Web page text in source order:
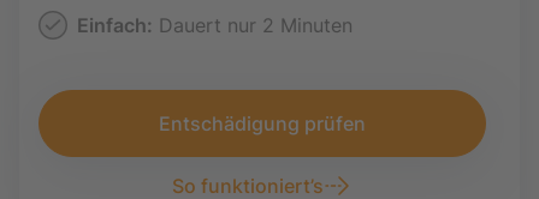
Einfach: Dauert nur 2 Minuten
Entschädigung prüfen
So funktioniert’s